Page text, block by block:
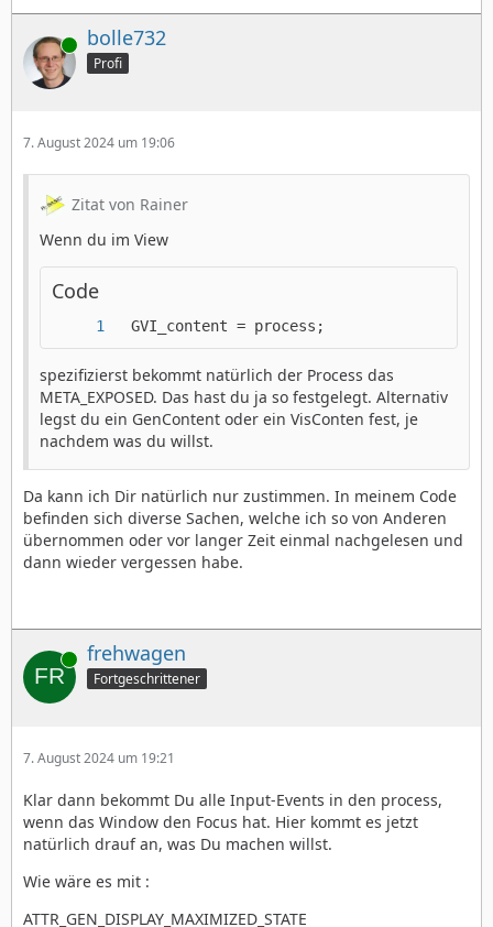
Online bolle732
Profi
7. August 2024 um 19:06
Zitat von Rainer
Wenn du im View
Code
  GVI_content = process;
spezifizierst bekommt natürlich der Process das
META_EXPOSED. Das hast du ja so festgelegt. Alternativ
legst du ein GenContent oder ein VisConten fest, je
nachdem was du willst.
Da kann ich Dir natürlich nur zustimmen. In meinem Code
befinden sich diverse Sachen, welche ich so von Anderen
übernommen oder vor langer Zeit einmal nachgelesen und
dann wieder vergessen habe.
Online frehwagen
Fortgeschrittener
7. August 2024 um 19:21
Klar dann bekommt Du alle Input-Events in den process,
wenn das Window den Focus hat. Hier kommt es jetzt
natürlich drauf an, was Du machen willst.
Wie wäre es mit :
ATTR_GEN_DISPLAY_MAXIMIZED_STATE